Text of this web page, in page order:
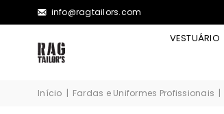
info@ragtailors.com
VESTUÁRIO
Início | Fardas e Uniformes Profissionais |